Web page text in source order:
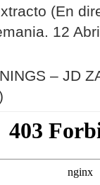
(En
12
– JD